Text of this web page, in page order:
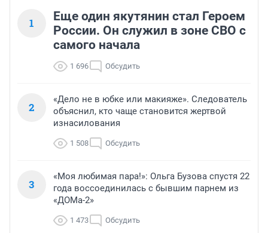
1
Еще один якутянин стал Героем
России. Он служил в зоне СВО с
самого начала
1 696 Обсудить
2
«Дело не в юбке или макияже». Следователь
объяснил, кто чаще становится жертвой
изнасилования
1 508 Обсудить
3
«Моя любимая пара!»: Ольга Бузова спустя 22
года воссоединилась с бывшим парнем из
«ДОМа-2»
1 473 Обсудить